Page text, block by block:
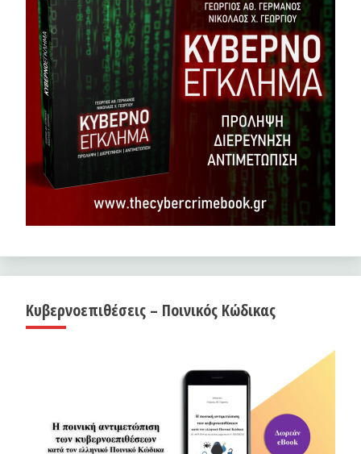
Κυβερνοεπιθέσεις – Ποινικός Κώδικας